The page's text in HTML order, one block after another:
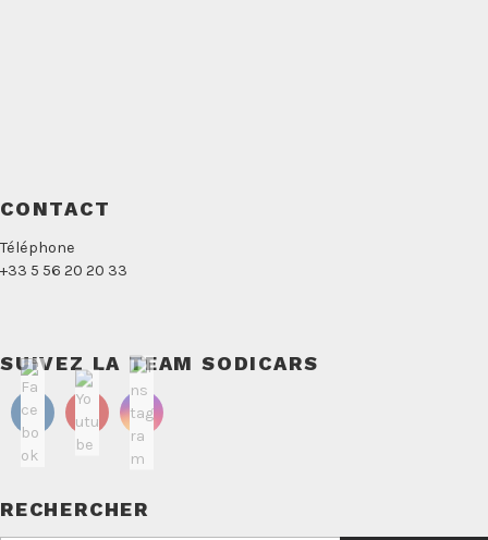
CONTACT
Téléphone
+33 5 56 20 20 33
SUIVEZ LA TEAM SODICARS
RECHERCHER